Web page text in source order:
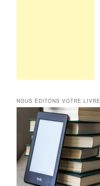
NOUS ÉDITONS VOTRE LIVRE